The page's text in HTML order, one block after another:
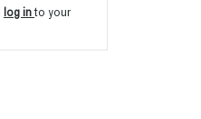
log into your